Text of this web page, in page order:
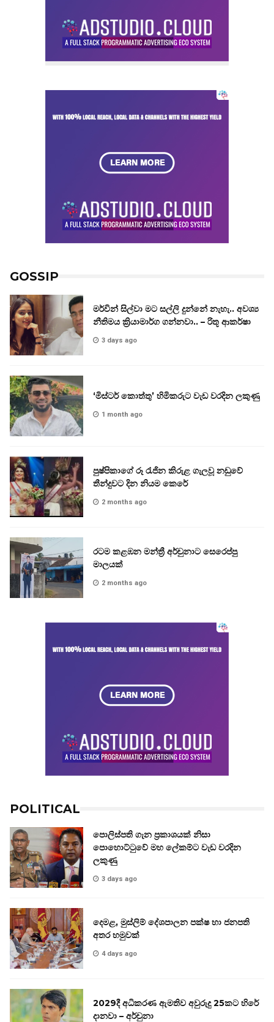
GOSSIP
මර්වින් සිල්වා මට සල්ලි දුන්නේ නැහැ.. අවශ්‍ය
නීතිමය ක්‍රියාමාර්ග ගන්නවා.. – රිතූ ආකර්ෂා
3 days ago
‘මිස්ටර් කොත්තු’ හිමිකරුට වැඩ වරදින ලකුණු
1 month ago
පුෂ්පිකාගේ රූ රැජින කිරුළ ගැලවූ නඩුවේ
තීන්දුවට දින නියම කෙරේ
2 months ago
රටම කළඹන මන්ත්‍රී අර්චුනාට සෙරෙප්පු
මාලයක්
2 months ago
POLITICAL
පොලිස්පති ගැන ප්‍රකාශයක් නිසා
පොහොට්ටුවේ මහ ලේකම්ට වැඩ වරදින
ලකුණු
3 days ago
දෙමළ, මුස්ලිම් දේශපාලන පක්ෂ හා ජනපති
අතර හමුවක්
4 days ago
2029දී අධිකරණ ඇමතිව අවුරුදු 25කට හිරේ
දානවා – අර්චුනා